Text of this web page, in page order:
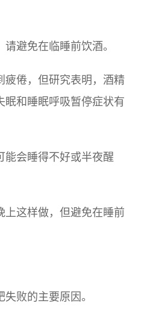
避免在临睡前饮酒。
疲倦，但研究表明，酒精
眠和睡眠呼吸暂停症状有
能会睡得不好或半夜醒
上这样做，但避免在睡前
败的主要原因。